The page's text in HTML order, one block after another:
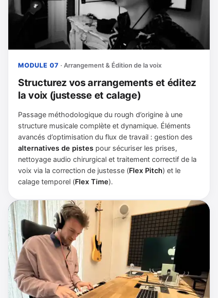
MODULE 07 · Arrangement & Édition de la voix
Structurez vos arrangements et éditez
la voix (justesse et calage)
Passage méthodologique du rough d’origine à une
structure musicale complète et dynamique. Éléments
avancés d’optimisation du flux de travail : gestion des
alternatives de pistes pour sécuriser les prises,
nettoyage audio chirurgical et traitement correctif de la
voix via la correction de justesse (Flex Pitch) et le
calage temporel (Flex Time).